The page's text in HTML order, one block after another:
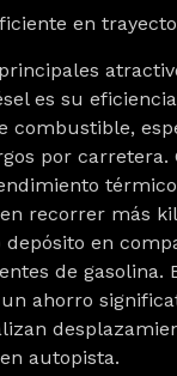
en
es su
combustible,
por carretera.
recorrer más
en
de gasolina.
ahorro
autopista.